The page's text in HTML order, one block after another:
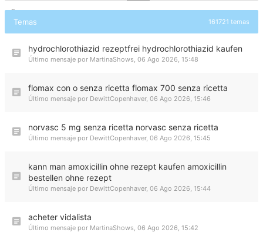
Temas 161721 temas
hydrochlorothiazid rezeptfrei hydrochlorothiazid kaufen
Último mensaje por MartinaShows, 06 Ago 2026, 15:48
flomax con o senza ricetta flomax 700 senza ricetta
Último mensaje por DewittCopenhaver, 06 Ago 2026, 15:46
norvasc 5 mg senza ricetta norvasc senza ricetta
Último mensaje por DewittCopenhaver, 06 Ago 2026, 15:45
kann man amoxicillin ohne rezept kaufen amoxicillin
bestellen ohne rezept
Último mensaje por DewittCopenhaver, 06 Ago 2026, 15:44
acheter vidalista
Último mensaje por MartinaShows, 06 Ago 2026, 15:42